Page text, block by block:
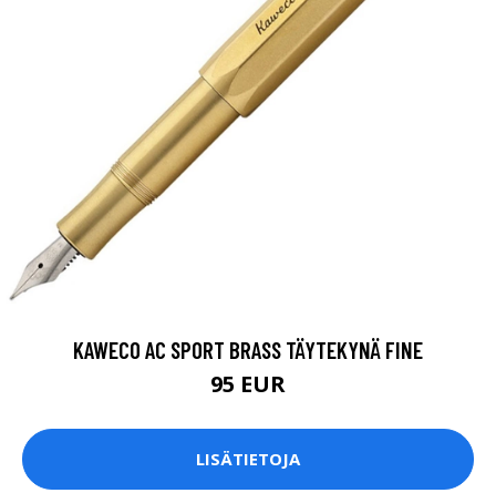
KAWECO AC SPORT BRASS TÄYTEKYNÄ FINE
95 EUR
LISÄTIETOJA